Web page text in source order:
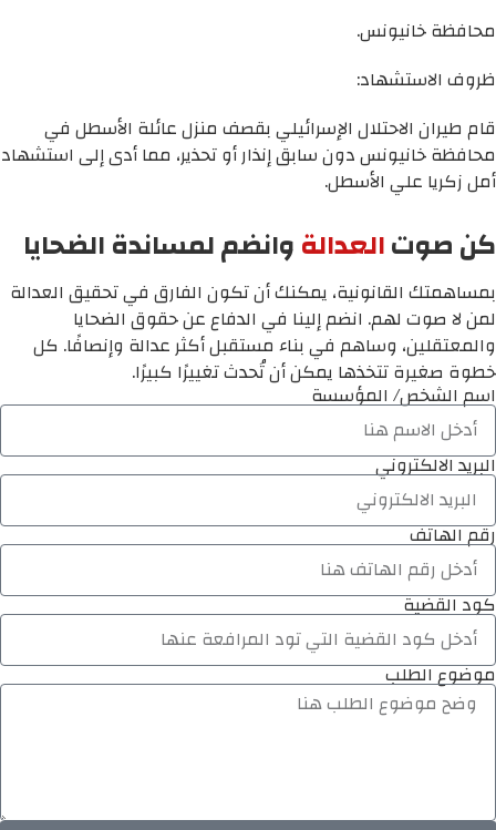
محافظة خانيونس.
ظروف الاستشهاد:
قام طيران الاحتلال الإسرائيلي بقصف منزل عائلة الأسطل في
محافظة خانيونس دون سابق إنذار أو تحذير، مما أدى إلى استشهاد
أمل زكريا علي الأسطل.
كن صوتالعدالةوانضم لمساندة الضحايا
بمساهمتك القانونية، يمكنك أن تكون الفارق في تحقيق العدالة
لمن لا صوت لهم. انضم إلينا في الدفاع عن حقوق الضحايا
والمعتقلين، وساهم في بناء مستقبل أكثر عدالة وإنصافًا. كل
خطوة صغيرة تتخذها يمكن أن تُحدث تغييرًا كبيرًا.
اسم الشخص/ المؤسسة
البريد الالكتروني
رقم الهاتف
كود القضية
موضوع الطلب